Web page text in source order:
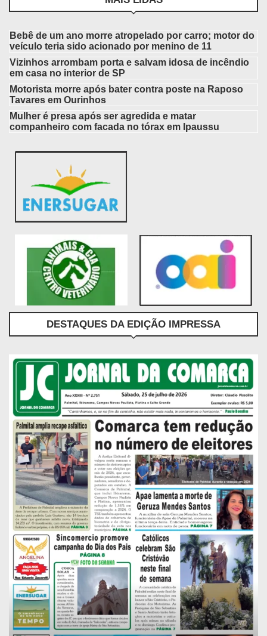
Bebê de um ano morre atropelado por carro; motor do
veículo teria sido acionado por menino de 11
Vizinhos arrombam porta e salvam idosa de incêndio
em casa no interior de SP
Motorista morre após bater contra poste na Raposo
Tavares em Ourinhos
Mulher é presa após ser agredida e matar
companheiro com facada no tórax em Ipaussu
DESTAQUES DA EDIÇÃO IMPRESSA